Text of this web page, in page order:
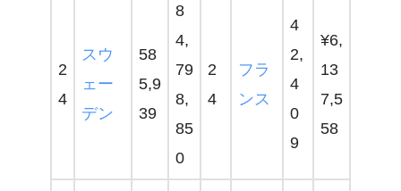
2
4
スウ
ェー
デン
58
5,9
39
8
4,
79
8,
85
0
2
4
フラ
ンス
4
2,
4
0
9
¥6,
13
7,5
58